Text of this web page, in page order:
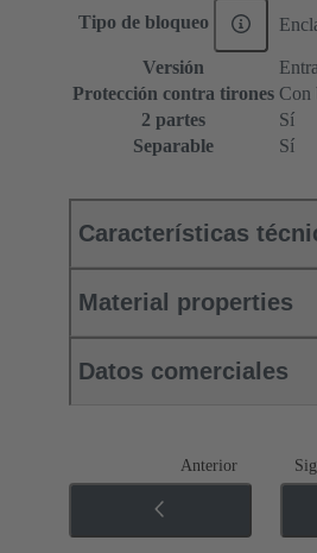
Tipo de bloqueo
Versión
Protección contra tirones Con
2 partes
Sí
Separable
Sí
Características
Material properties
Datos comerciales
Anterior